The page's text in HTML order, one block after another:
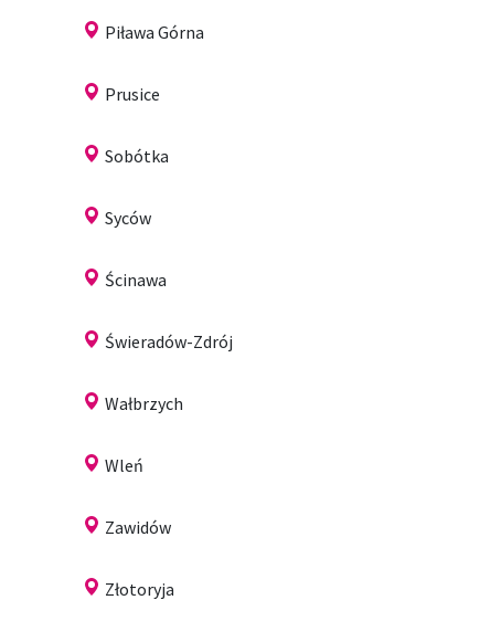
Piława Górna
Prusice
Sobótka
Syców
Ścinawa
Świeradów-Zdrój
Wałbrzych
Wleń
Zawidów
Złotoryja